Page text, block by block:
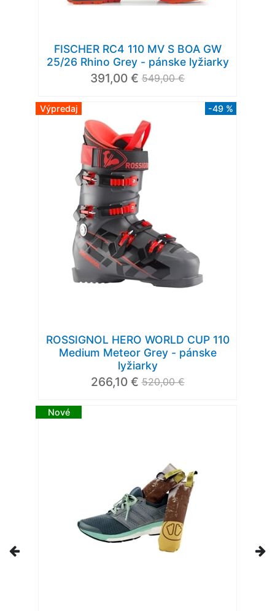
FISCHER RC4 110 MV S BOA GW
25/26 Rhino Grey - pánske lyžiarky
391,00 € 549,00 €
Výpredaj -49 %
ROSSIGNOL HERO WORLD CUP 110
Medium Meteor Grey - pánske
lyžiarky
266,10 € 520,00 €
Nové